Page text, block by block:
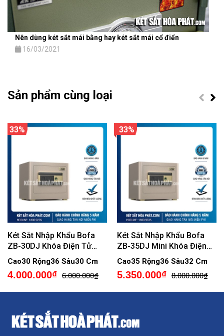
Nên dùng két sắt mái bằng hay két sắt mái cổ điển
16/03/2021
Sản phẩm cùng loại
33%
Két Sắt Nhập Khẩu Bofa
ZB-30DJ Khóa Điện Tử
Vân Tay Mini Cao Cấp
Cao30 Rộng36 Sâu30 Cm
4.000.000₫ 6.000.000₫
33%
Két Sắt Nhập Khẩu Bofa
ZB-35DJ Mini Khóa Điện
Tử Vân Tay Chính Hãng
Cao35 Rộng36 Sâu32 Cm
5.350.000₫ 8.000.000₫